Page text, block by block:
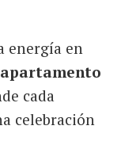
energía en
apartamento
cada
celebración